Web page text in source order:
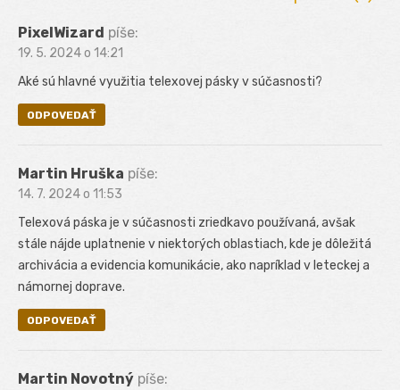
PixelWizard píše:
19. 5. 2024 o 14:21
Aké sú hlavné využitia telexovej pásky v súčasnosti?
ODPOVEDAŤ
Martin Hruška píše:
14. 7. 2024 o 11:53
Telexová páska je v súčasnosti zriedkavo používaná, avšak
stále nájde uplatnenie v niektorých oblastiach, kde je dôležitá
archivácia a evidencia komunikácie, ako napríklad v leteckej a
námornej doprave.
ODPOVEDAŤ
Martin Novotný píše: